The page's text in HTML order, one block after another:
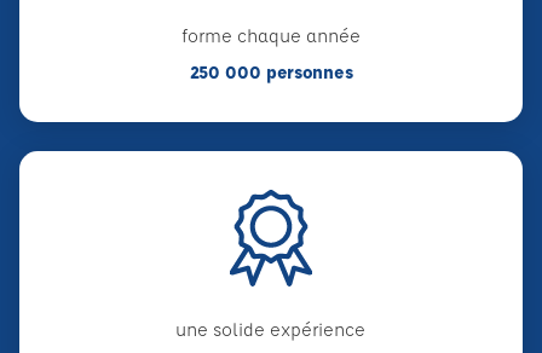
forme chaque année
250 000 personnes
une solide expérience